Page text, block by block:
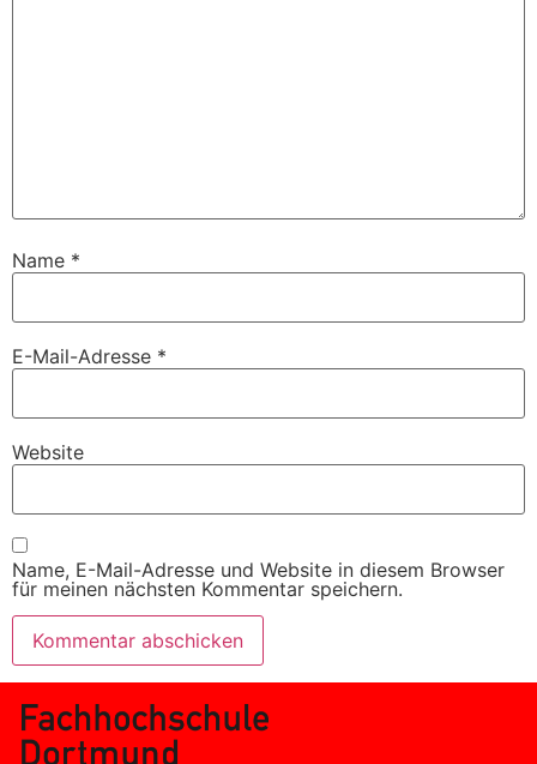
Name *
E-Mail-Adresse *
Website
Name, E-Mail-Adresse und Website in diesem Browser
für meinen nächsten Kommentar speichern.